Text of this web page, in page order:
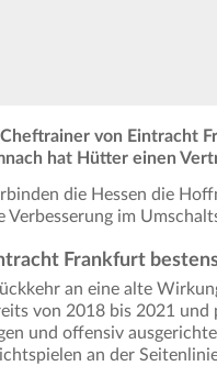
von Eintracht
hat Hütter einen
die Hessen die
im
Frankfurt
an eine alte
von 2018 bis 2021 und
und offensiv
an der